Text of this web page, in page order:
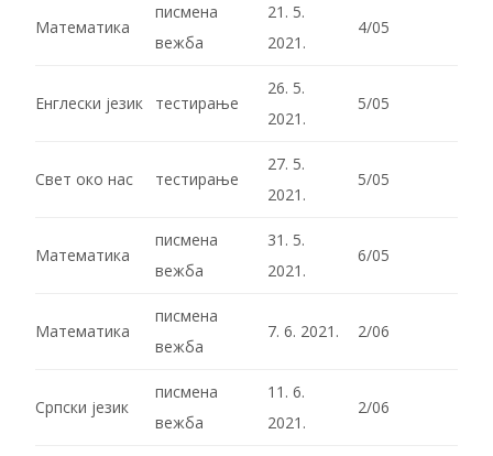
Математика
писмена
вежба
21. 5.
2021.
4/05
Енглески језик тестирање
26. 5.
2021.
5/05
Свет око нас тестирање
27. 5.
2021.
5/05
Математика
писмена
вежба
31. 5.
2021.
6/05
Математика
писмена
вежба
7. 6. 2021. 2/06
Српски језик
писмена
вежба
11. 6.
2021.
2/06